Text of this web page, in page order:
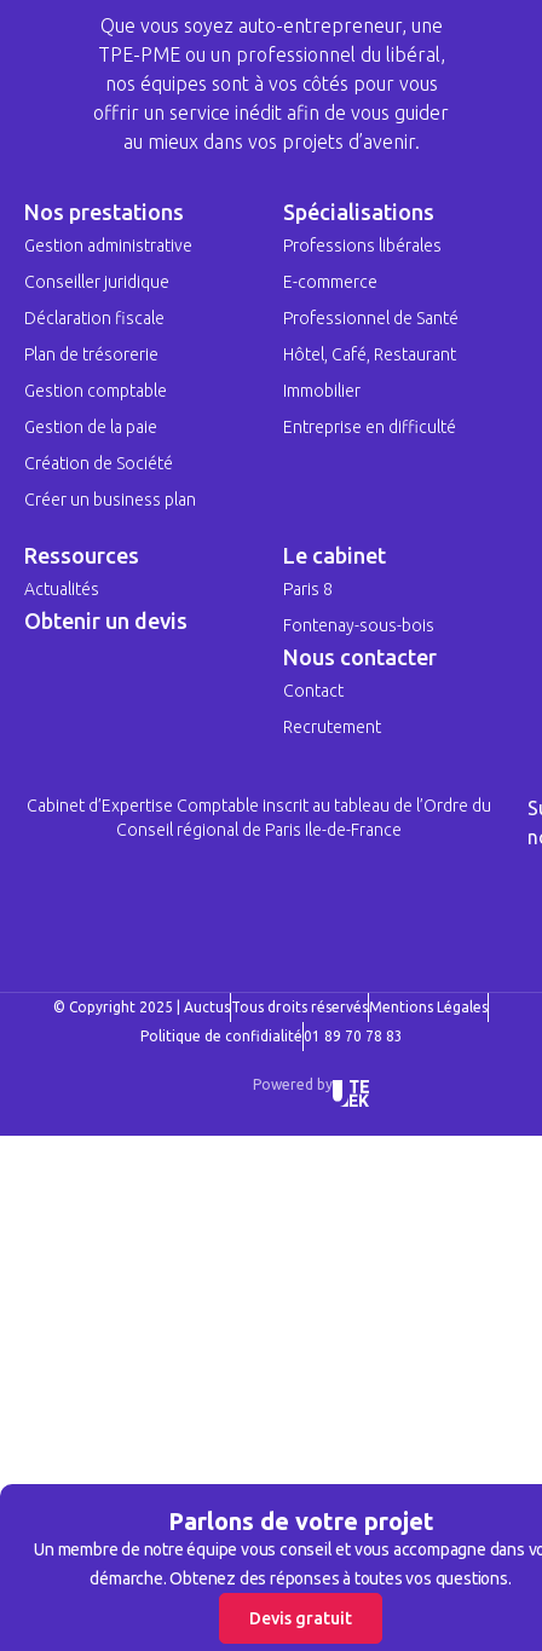
Parlons de votre projet
Un membre de notre équipe vous conseil et vous accompagne dans
démarche. Obtenez des réponses à toutes vos questions.
Devis gratuit
Que vous soyez auto-entrepreneur, une
TPE-PME ou un professionnel du libéral,
nos équipes sont à vos côtés pour vous
offrir un service inédit afin de vous guider
au mieux dans vos projets d’avenir.
Nos prestations
Gestion administrative
Conseiller juridique
Déclaration fiscale
Plan de trésorerie
Gestion comptable
Gestion de la paie
Création de Société
Créer un business plan
Spécialisations
Professions libérales
E-commerce
Professionnel de Santé
Hôtel, Café, Restaurant
Immobilier
Entreprise en difficulté
Ressources
Actualités
Obtenir un devis
Le cabinet
Paris 8
Fontenay-sous-bois
Nous contacter
Contact
Recrutement
Cabinet d’Expertise Comptable inscrit au tableau de l’Ordre du
Conseil régional de Paris Ile-de-France
© Copyright 2025 | AuctusTous droits réservésMentions Légales
Politique de confidialité01 89 70 78 83
Powered by